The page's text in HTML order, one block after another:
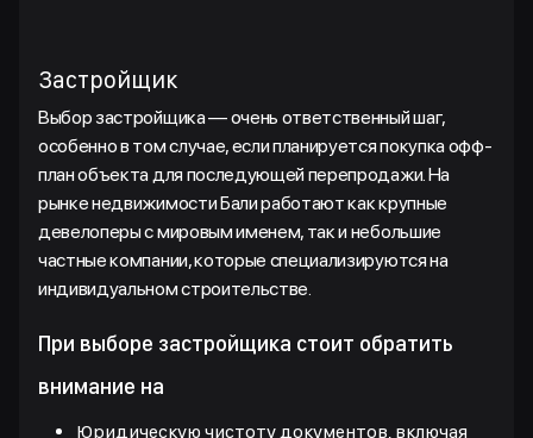
Застройщик
Выбор застройщика — очень ответственный шаг,
особенно в том случае, если планируется покупка офф-
план объекта для последующей перепродажи. На
рынке недвижимости Бали работают как крупные
девелоперы с мировым именем, так и небольшие
частные компании, которые специализируются на
индивидуальном строительстве.
При выборе застройщика стоит обратить
внимание на
Юридическую чистоту документов, включая